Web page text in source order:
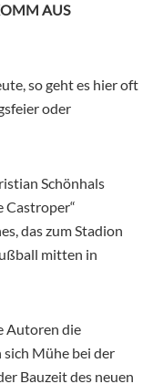
AUS
so geht es hier oft
oder
Schönhals
Castroper“
das zum Stadion
mitten in
Autoren die
sich Mühe bei der
Bauzeit des neuen